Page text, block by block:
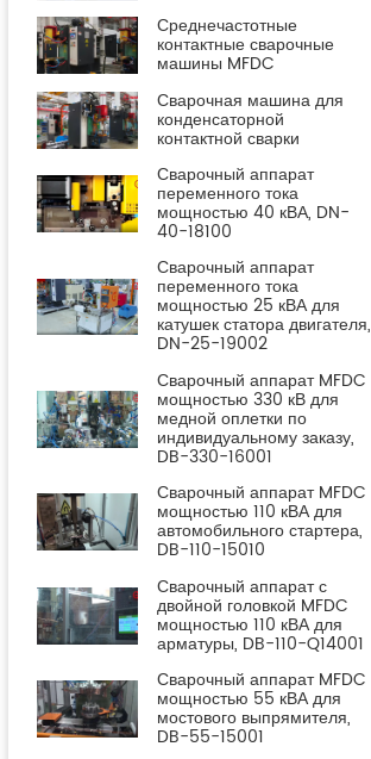
Среднечастотные
контактные сварочные
машины MFDC
Сварочная машина для
конденсаторной
контактной сварки
Сварочный аппарат
переменного тока
мощностью 40 кВА, DN-
40-18100
Сварочный аппарат
переменного тока
мощностью 25 кВА для
катушек статора двигателя,
DN-25-19002
Сварочный аппарат MFDC
мощностью 330 кВ для
медной оплетки по
индивидуальному заказу,
DB-330-16001
Сварочный аппарат MFDC
мощностью 110 кВА для
автомобильного стартера,
DB-110-15010
Сварочный аппарат с
двойной головкой MFDC
мощностью 110 кВА для
арматуры, DB-110-Q14001
Сварочный аппарат MFDC
мощностью 55 кВА для
мостового выпрямителя,
DB-55-15001